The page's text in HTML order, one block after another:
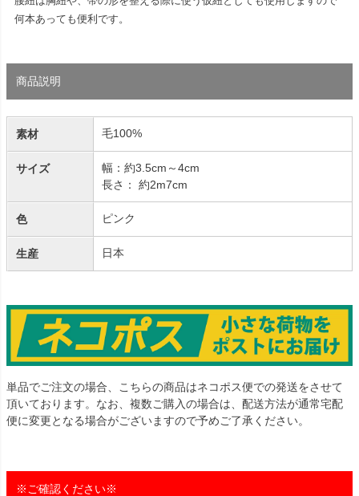
何本あっても便利です。
商品説明
素材 毛100%
サイズ
幅：約3.5cm～4cm
長さ： 約2m7cm
色 ピンク
生産 日本
単品でご注文の場合、こちらの商品はネコポス便での発送をさせて
頂いております。なお、複数ご購入の場合は、配送方法が通常宅配
便に変更となる場合がございますので予めご了承ください。
※ご確認ください※